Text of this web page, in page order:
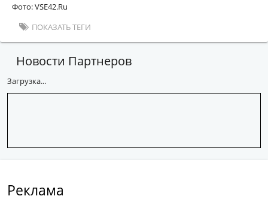
Фото: VSE42.Ru
ПОКАЗАТЬ ТЕГИ
Новости Партнеров
Загрузка...
Реклама